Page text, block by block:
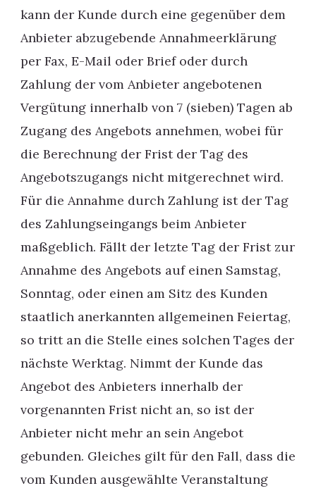
kann der Kunde durch eine gegenüber dem
Anbieter abzugebende Annahmeerklärung
per Fax, E-Mail oder Brief oder durch
Zahlung der vom Anbieter angebotenen
Vergütung innerhalb von 7 (sieben) Tagen ab
Zugang des Angebots annehmen, wobei für
die Berechnung der Frist der Tag des
Angebotszugangs nicht mitgerechnet wird.
Für die Annahme durch Zahlung ist der Tag
des Zahlungseingangs beim Anbieter
maßgeblich. Fällt der letzte Tag der Frist zur
Annahme des Angebots auf einen Samstag,
Sonntag, oder einen am Sitz des Kunden
staatlich anerkannten allgemeinen Feiertag,
so tritt an die Stelle eines solchen Tages der
nächste Werktag. Nimmt der Kunde das
Angebot des Anbieters innerhalb der
vorgenannten Frist nicht an, so ist der
Anbieter nicht mehr an sein Angebot
gebunden. Gleiches gilt für den Fall, dass die
vom Kunden ausgewählte Veranstaltung